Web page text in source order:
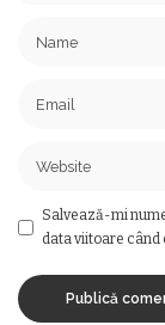
Salvează-mi
data viitoare când